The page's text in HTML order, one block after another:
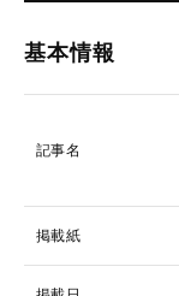
基本情報
記事名
掲載紙